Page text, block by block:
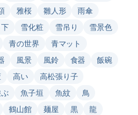
雅桜 雛人形
雨傘
雪化粧 雪吊り
雪景色
青の世界
青マット
風景 風鈴 食器
飯碗
高い
高松張り子
魚子垣 魚紋
鳥
鶴山館 麺屋 黒 龍